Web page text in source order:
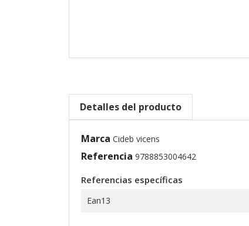
Detalles del producto
Marca Cideb vicens
Referencia 9788853004642
Referencias específicas
Ean13